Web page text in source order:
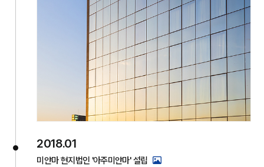
2018.01
미얀마 현지법인 '아주미얀마' 설립